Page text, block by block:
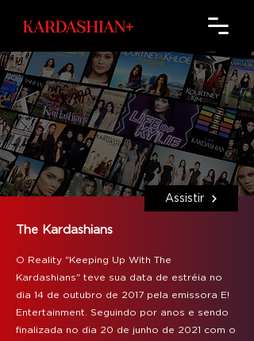
Assistir
The Kardashians
O Reality "Keeping Up With The
Kardashians" teve sua data de estréia no
dia 14 de outubro de 2017 pela emissora E!
Entertainment. Seguindo por anos e sendo
finalizada no dia 20 de junho de 2021 com o